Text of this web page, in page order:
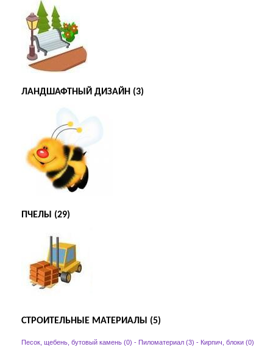
ЛАНДШАФТНЫЙ ДИЗАЙН (3)
ПЧЕЛЫ (29)
СТРОИТЕЛЬНЫЕ МАТЕРИАЛЫ (5)
Песок, щебень, бутовый камень (0) - Пиломатериал (3) - Кирпич, блоки (0)